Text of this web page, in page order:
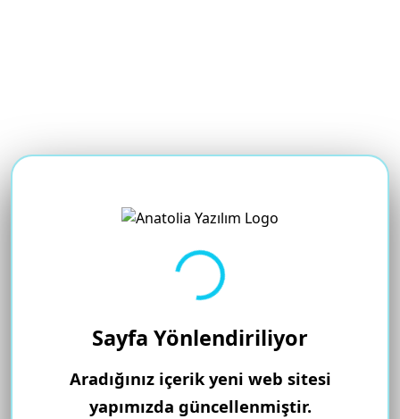
Yükleniyor...
Sayfa Yönlendiriliyor
Aradığınız içerik yeni web sitesi
yapımızda güncellenmiştir.